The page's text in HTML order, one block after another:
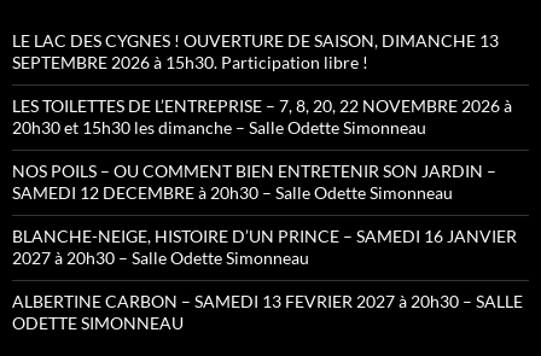
LE LAC DES CYGNES ! OUVERTURE DE SAISON, DIMANCHE 13
SEPTEMBRE 2026 à 15h30. Participation libre !
LES TOILETTES DE L’ENTREPRISE – 7, 8, 20, 22 NOVEMBRE 2026 à
20h30 et 15h30 les dimanche – Salle Odette Simonneau
NOS POILS – OU COMMENT BIEN ENTRETENIR SON JARDIN –
SAMEDI 12 DECEMBRE à 20h30 – Salle Odette Simonneau
BLANCHE-NEIGE, HISTOIRE D’UN PRINCE – SAMEDI 16 JANVIER
2027 à 20h30 – Salle Odette Simonneau
ALBERTINE CARBON – SAMEDI 13 FEVRIER 2027 à 20h30 – SALLE
ODETTE SIMONNEAU